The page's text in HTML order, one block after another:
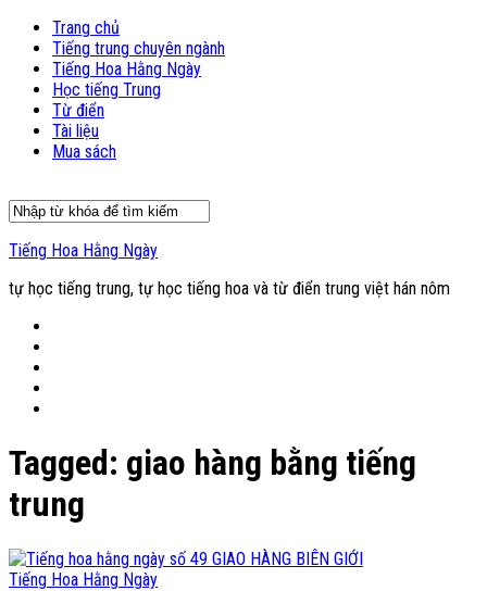
Trang chủ
Tiếng trung chuyên ngành
Tiếng Hoa Hằng Ngày
Học tiếng Trung
Từ điển
Tài liệu
Mua sách
Tiếng Hoa Hằng Ngày
tự học tiếng trung, tự học tiếng hoa và từ điển trung việt hán nôm
Tagged: giao hàng bằng tiếng
trung
Tiếng Hoa Hằng Ngày